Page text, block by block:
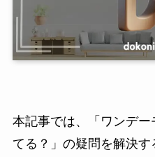
本記事では、「ワンデ
てる？」の疑問を解決す